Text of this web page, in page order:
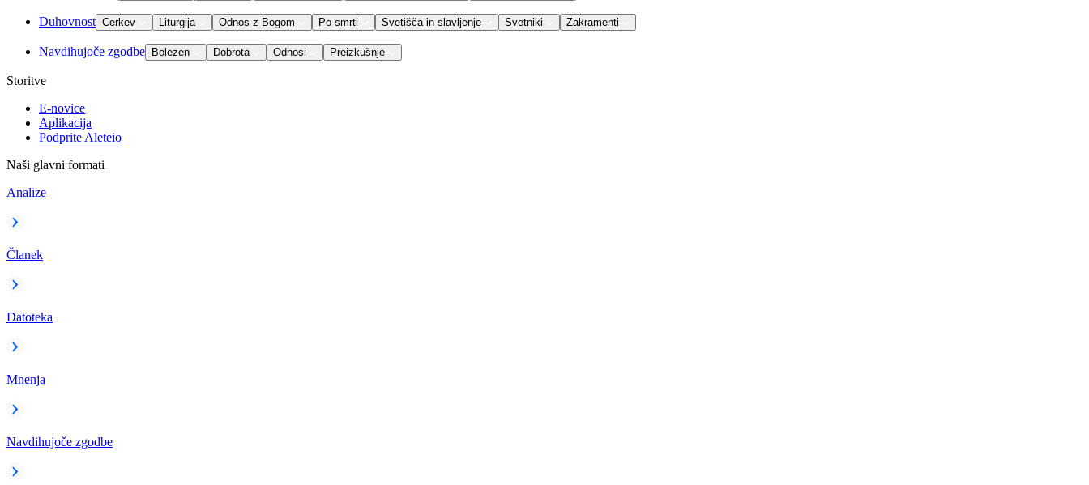
Duhovnost Cerkev Liturgija Odnos z Bogom Po smrti Svetišča in slavljenje Svetniki Zakramenti
Navdihujoče zgodbe Bolezen Dobrota Odnosi Preizkušnje
Storitve
E-novice
Aplikacija
Podprite Aleteio
Naši glavni formati
Analize
Članek
Datoteka
Mnenja
Navdihujoče zgodbe